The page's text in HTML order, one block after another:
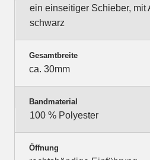
ein einseitiger Schieber, mit
schwarz
Gesamtbreite
ca. 30mm
Bandmaterial
100 % Polyester
Öffnung